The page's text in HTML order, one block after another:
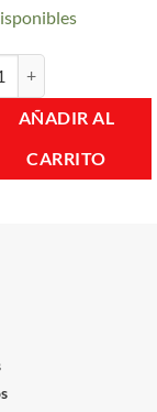
AÑADIR AL
CARRITO